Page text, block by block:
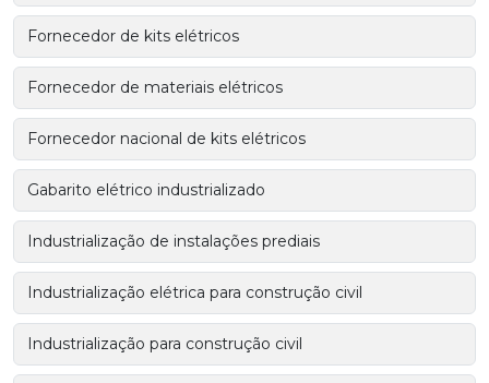
Fornecedor de kits elétricos
Fornecedor de materiais elétricos
Fornecedor nacional de kits elétricos
Gabarito elétrico industrializado
Industrialização de instalações prediais
Industrialização elétrica para construção civil
Industrialização para construção civil